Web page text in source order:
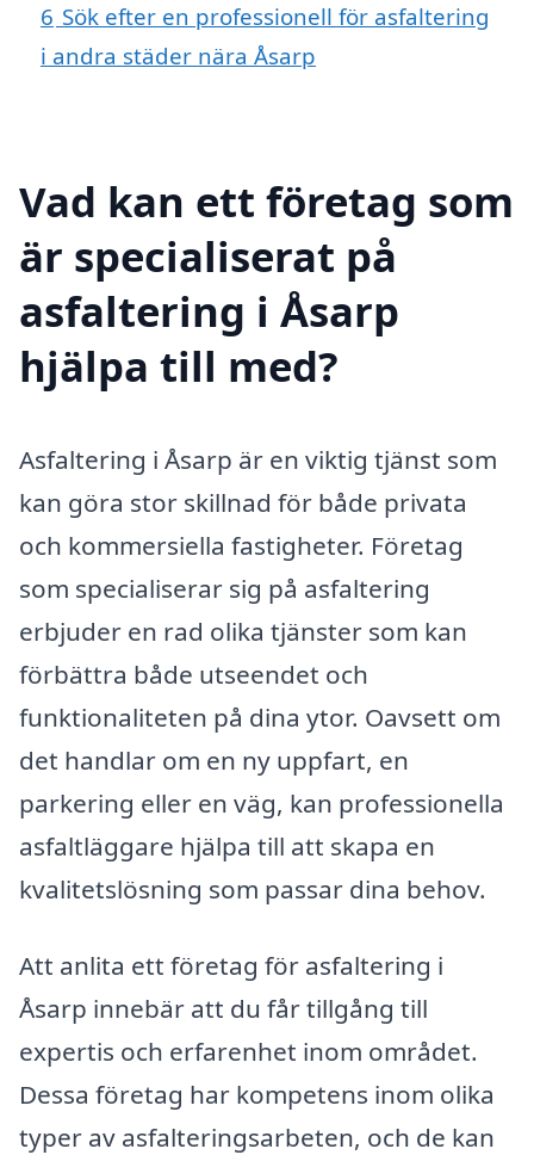
6 Sök efter en professionell för asfaltering
i andra städer nära Åsarp
Vad kan ett företag som
är specialiserat på
asfaltering i Åsarp
hjälpa till med?
Asfaltering i Åsarp är en viktig tjänst som
kan göra stor skillnad för både privata
och kommersiella fastigheter. Företag
som specialiserar sig på asfaltering
erbjuder en rad olika tjänster som kan
förbättra både utseendet och
funktionaliteten på dina ytor. Oavsett om
det handlar om en ny uppfart, en
parkering eller en väg, kan professionella
asfaltläggare hjälpa till att skapa en
kvalitetslösning som passar dina behov.
Att anlita ett företag för asfaltering i
Åsarp innebär att du får tillgång till
expertis och erfarenhet inom området.
Dessa företag har kompetens inom olika
typer av asfalteringsarbeten, och de kan